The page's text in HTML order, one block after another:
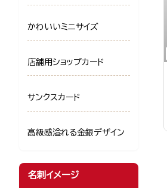
かわいいミニサイズ
店舗用ショップカード
サンクスカード
高級感溢れる金銀デザイン
名刺イメージ